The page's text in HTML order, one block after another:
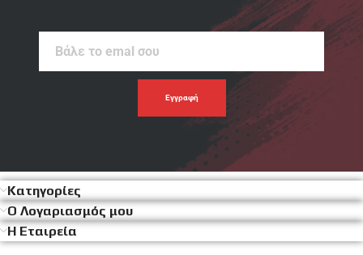
Κατηγορίες
Ο Λογαριασμός μου
Η Εταιρεία